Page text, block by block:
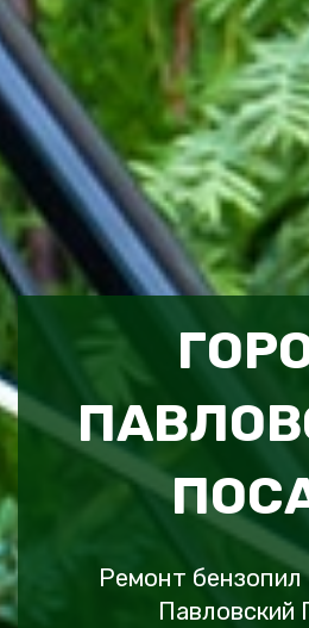
Ремонт бензопил
Павловский